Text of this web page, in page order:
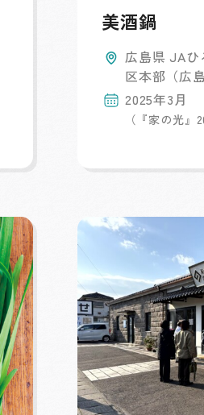
美酒鍋
広島県 JA
区本部（広
2025年3月
（『家の光』